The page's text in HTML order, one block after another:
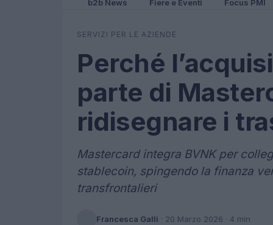
b2b News Fiere e Eventi Focus PMI
SERVIZI PER LE AZIENDE
Perché
parte di
ridisegnare i
Mastercard integra BVNK per
stablecoin, spingendo la finanza
transfrontalieri
Francesca Galli · 20 Marzo 2026 · 4 min